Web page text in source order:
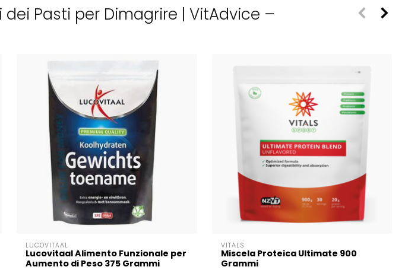
Pasti per Dimagrire | VitAdvice –
LUCOVITAAL
Lucovitaal Alimento Funzionale per
Aumento di Peso 375 Grammi
VITALS
Miscela Proteica Ultimate 900
Grammi